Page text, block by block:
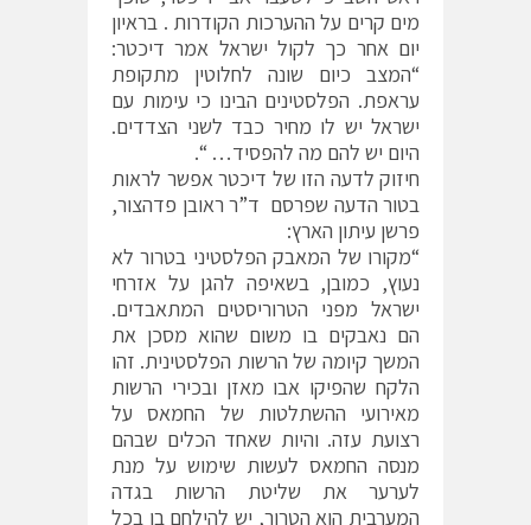
מים קרים על ההערכות הקודרות . בראיון
יום אחר כך לקול ישראל אמר דיכטר:
“המצב כיום שונה לחלוטין מתקופת
עראפת. הפלסטינים הבינו כי עימות עם
ישראל יש לו מחיר כבד לשני הצדדים.
היום יש להם מה להפסיד… “.
חיזוק לדעה הזו של דיכטר אפשר לראות
בטור הדעה שפרסם ד”ר ראובן פדהצור,
פרשן עיתון הארץ:
“מקורו של המאבק הפלסטיני בטרור לא
נעוץ, כמובן, בשאיפה להגן על אזרחי
ישראל מפני הטרוריסטים המתאבדים.
הם נאבקים בו משום שהוא מסכן את
המשך קיומה של הרשות הפלסטינית. זהו
הלקח שהפיקו אבו מאזן ובכירי הרשות
מאירועי ההשתלטות של החמאס על
רצועת עזה. והיות שאחד הכלים שבהם
מנסה החמאס לעשות שימוש על מנת
לערער את שליטת הרשות בגדה
המערבית הוא הטרור, יש להילחם בו בכל